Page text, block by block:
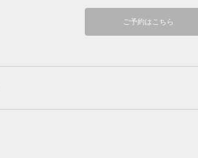
ご予約はこちら